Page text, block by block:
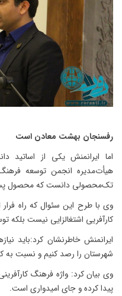
رفسنجان بهشت معادن است
اما ایرانمنش یکی از اساتید
هیأت‌مدیره انجمن توسعه
تک‌محصولی دانست که محصول
وی با طرح این سئوال که راه
کارآفریی اشتغالزایی نیست بلکه
ایرانمنش خاطرنشان کرد:باید
شهرستان را رصد کنیم و نسبت به
وی بیان کرد: واژه فرهنگ
پیدا کرده و جای امیدواری است.